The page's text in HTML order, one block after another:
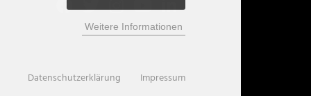
Weitere Informationen
Datenschutzerklärung Impressum